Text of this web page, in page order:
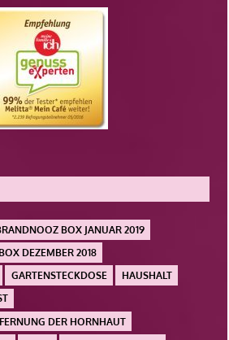
BOX JANUAR 2019
DEZEMBER 2018
GARTENSTECKDOSE
HAUSHALT
DER HORNHAUT